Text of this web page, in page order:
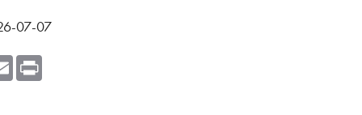
07-07
Email